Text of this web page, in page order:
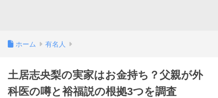
ホーム 有名人
土居志央梨の実家はお金持ち？父親が外
科医の噂と裕福説の根拠3つを調査